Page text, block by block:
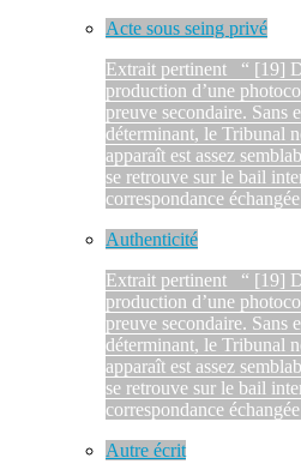
Acte sous seing privé
Extrait pertinent “ [19]
production d’une
preuve secondaire. Sans
déterminant, le Tribunal
apparaît est assez
se retrouve sur le bail
correspondance
Authenticité
Extrait pertinent “ [19]
production d’une
preuve secondaire. Sans
déterminant, le Tribunal
apparaît est assez
se retrouve sur le bail
correspondance
Autre écrit